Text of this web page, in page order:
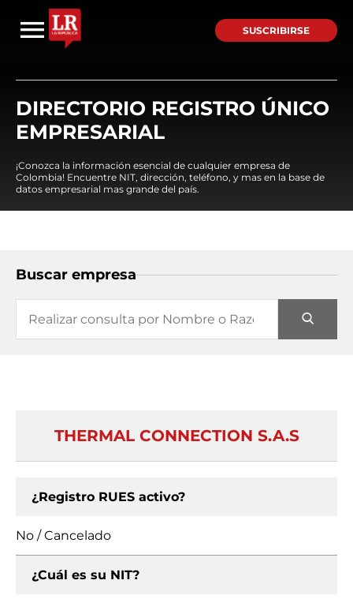
SUSCRIBIRSE
DIRECTORIO REGISTRO ÚNICO
EMPRESARIAL
¡Conozca la información esencial de cualquier empresa de
Colombia! Encuentre NIT, dirección, teléfono, y mas en la base de
datos empresarial mas grande del país.
Buscar empresa
THERMAL CONNECTION S.A.S
¿Registro RUES activo?
No / Cancelado
¿Cuál es su NIT?